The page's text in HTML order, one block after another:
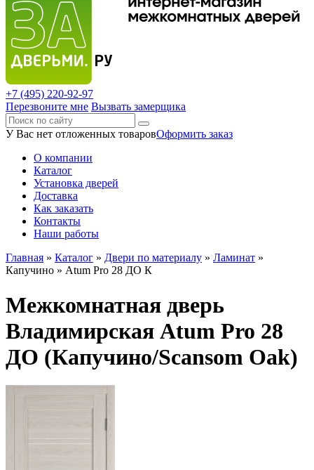
+7 (495) 220-92-97
Перезвоните мне Вызвать замерщика
У Вас нет отложенных товаровОформить заказ
О компании
Каталог
Установка дверей
Доставка
Как заказать
Контакты
Наши работы
Главная » Каталог » Двери по материалу » Ламинат »
Капучино » Atum Pro 28 ДО К
Межкомнатная дверь
Владимирская Atum Pro 28
ДО (Капучино/Scansom Oak)